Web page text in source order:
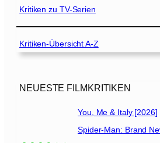
2
Kritiken zu TV-Serien
Kritiken-Übersicht A-Z
NEUESTE FILMKRITIKEN
You, Me & Italy [2026]
Spider-Man: Brand